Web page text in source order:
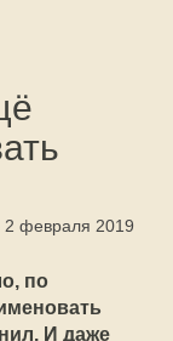
2 февраля 2019
по
И даже